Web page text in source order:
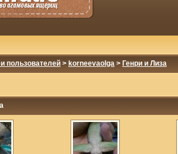
пользователей > korneevaolga > Генри и Лиза